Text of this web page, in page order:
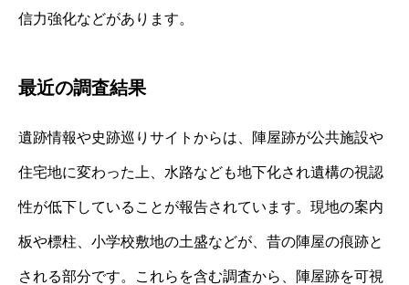
信力強化などがあります。
最近の調査結果
遺跡情報や史跡巡りサイトからは、陣屋跡が公共施設や
住宅地に変わった上、水路なども地下化され遺構の視認
性が低下していることが報告されています。現地の案内
板や標柱、小学校敷地の土盛などが、昔の陣屋の痕跡と
される部分です。これらを含む調査から、陣屋跡を可視